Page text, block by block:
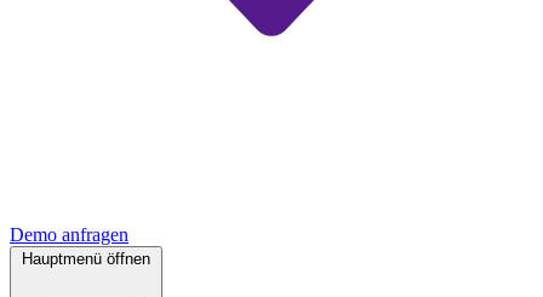
Demo anfragen
Hauptmenü öffnen